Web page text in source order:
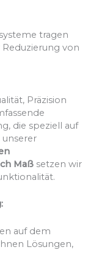
tragen
von
Präzision
die speziell auf
unserer
Maß setzen wir
auf dem
Lösungen,